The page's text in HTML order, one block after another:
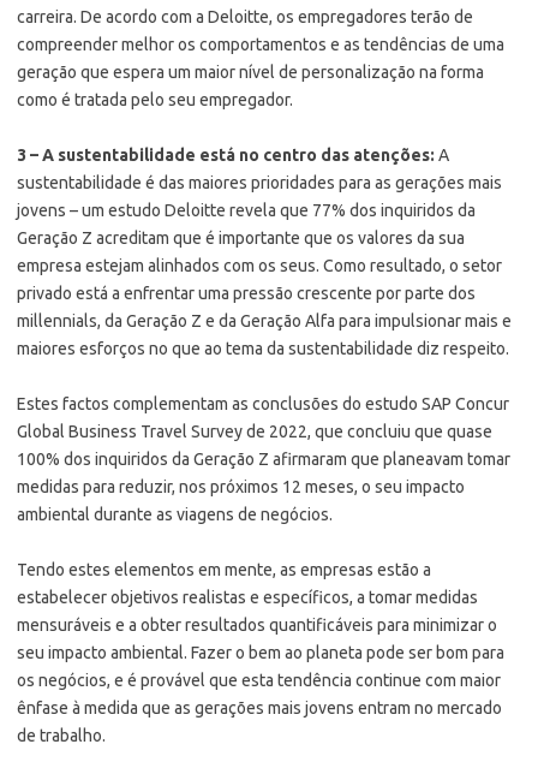
carreira. De acordo com a Deloitte, os empregadores terão de
compreender melhor os comportamentos e as tendências de uma
geração que espera um maior nível de personalização na forma
como é tratada pelo seu empregador.
3 – A sustentabilidade está no centro das atenções: A
sustentabilidade é das maiores prioridades para as gerações mais
jovens – um estudo Deloitte revela que 77% dos inquiridos da
Geração Z acreditam que é importante que os valores da sua
empresa estejam alinhados com os seus. Como resultado, o setor
privado está a enfrentar uma pressão crescente por parte dos
millennials, da Geração Z e da Geração Alfa para impulsionar mais e
maiores esforços no que ao tema da sustentabilidade diz respeito.
Estes factos complementam as conclusões do estudo SAP Concur
Global Business Travel Survey de 2022, que concluiu que quase
100% dos inquiridos da Geração Z afirmaram que planeavam tomar
medidas para reduzir, nos próximos 12 meses, o seu impacto
ambiental durante as viagens de negócios.
Tendo estes elementos em mente, as empresas estão a
estabelecer objetivos realistas e específicos, a tomar medidas
mensuráveis e a obter resultados quantificáveis para minimizar o
seu impacto ambiental. Fazer o bem ao planeta pode ser bom para
os negócios, e é provável que esta tendência continue com maior
ênfase à medida que as gerações mais jovens entram no mercado
de trabalho.